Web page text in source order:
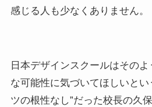
感じる人も少なくありません。
日本デザインスクールはその
な可能性に気づいてほしいとい
ツの根性なし”だった校長の久保